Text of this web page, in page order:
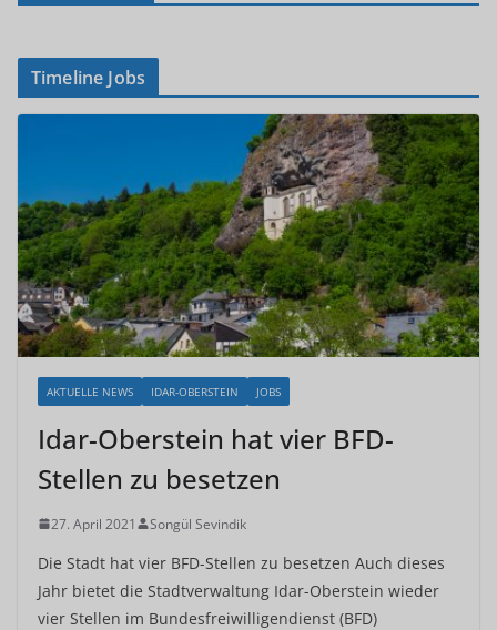
Timeline Jobs
AKTUELLE NEWS IDAR-OBERSTEIN JOBS
Idar-Oberstein hat vier BFD-
Stellen zu besetzen
27. April 2021 Songül Sevindik
Die Stadt hat vier BFD-Stellen zu besetzen Auch dieses
Jahr bietet die Stadtverwaltung Idar-Oberstein wieder
vier Stellen im Bundesfreiwilligendienst (BFD)